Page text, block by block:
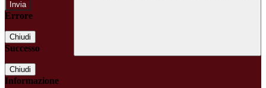
Errore
Chiudi
Successo
Chiudi
Informazione